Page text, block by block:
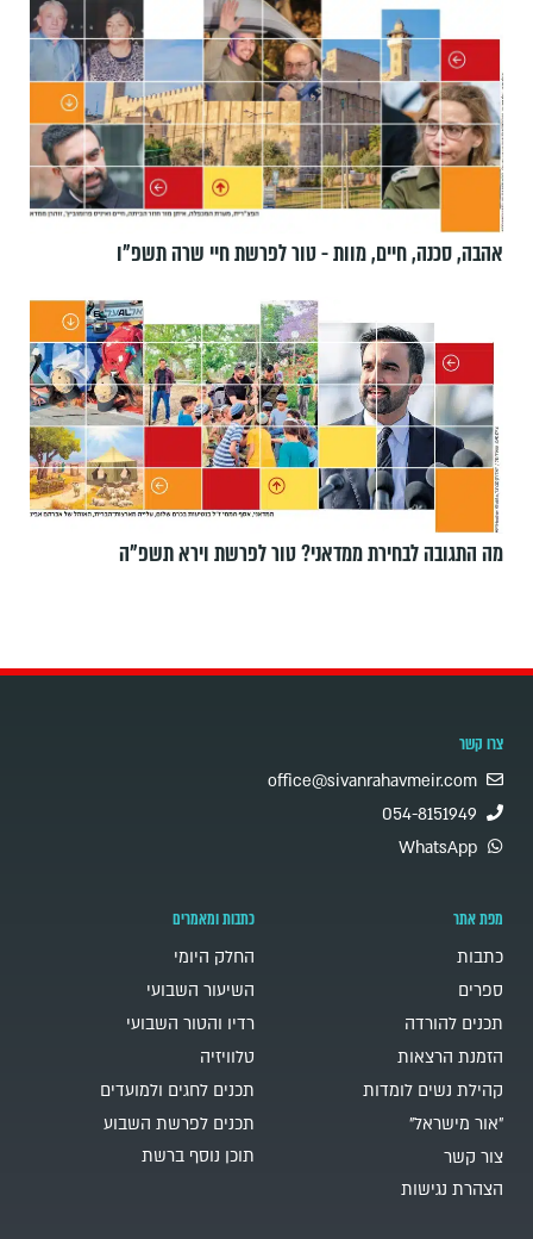
אהבה, סכנה, חיים, מוות - טור לפרשת חיי שרה תשפ"ו
מה התגובה לבחירת ממדאני? טור לפרשת וירא תשפ"ה
צרו קשר
office@sivanrahavmeir.com
054-8151949
WhatsApp
מפת אתר
כתבות
ספרים
תכנים להורדה
הזמנת הרצאות
קהילת נשים לומדות
"אור מישראל"
צור קשר
הצהרת נגישות
כתבות ומאמרים
החלק היומי
השיעור השבועי
רדיו והטור השבועי
טלוויזיה
תכנים לחגים ולמועדים
תכנים לפרשת השבוע
תוכן נוסף ברשת